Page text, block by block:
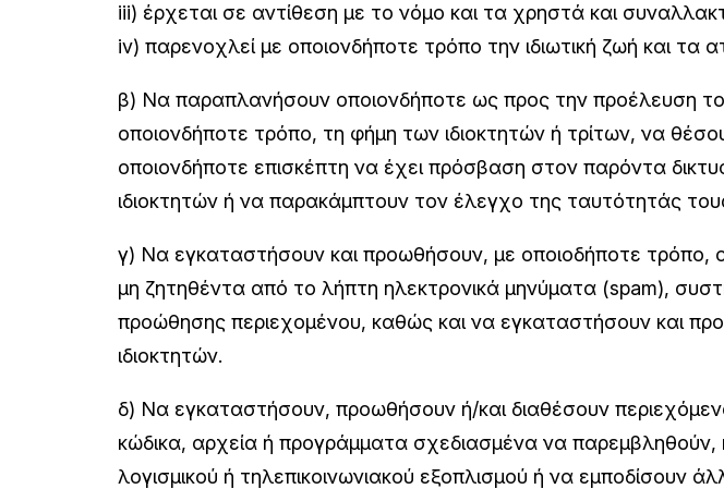
iii) έρχεται σε αντίθεση με το νόμο και τα χρηστά και
iv) παρενοχλεί με οποιονδήποτε τρόπο την ιδιωτική ζωή και τα
β) Να παραπλανήσουν οποιονδήποτε ως προς την προέλευση
οποιονδήποτε τρόπο, τη φήμη των ιδιοκτητών ή τρίτων, να
οποιονδήποτε επισκέπτη να έχει πρόσβαση στον παρόντα
ιδιοκτητών ή να παρακάμπτουν τον έλεγχο της ταυτότητάς
γ) Να εγκαταστήσουν και προωθήσουν, με οποιοδήποτε τρόπο,
μη ζητηθέντα από το λήπτη ηλεκτρονικά μηνύματα (spam),
προώθησης περιεχομένου, καθώς και να εγκαταστήσουν και
ιδιοκτητών.
δ) Να εγκαταστήσουν, προωθήσουν ή/και διαθέσουν
κώδικα, αρχεία ή προγράμματα σχεδιασμένα να παρεμβληθούν,
λογισμικού ή τηλεπικοινωνιακού εξοπλισμού ή να εμποδίσουν